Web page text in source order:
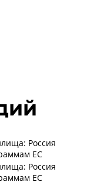
Россия
ЕС
Россия
ЕС